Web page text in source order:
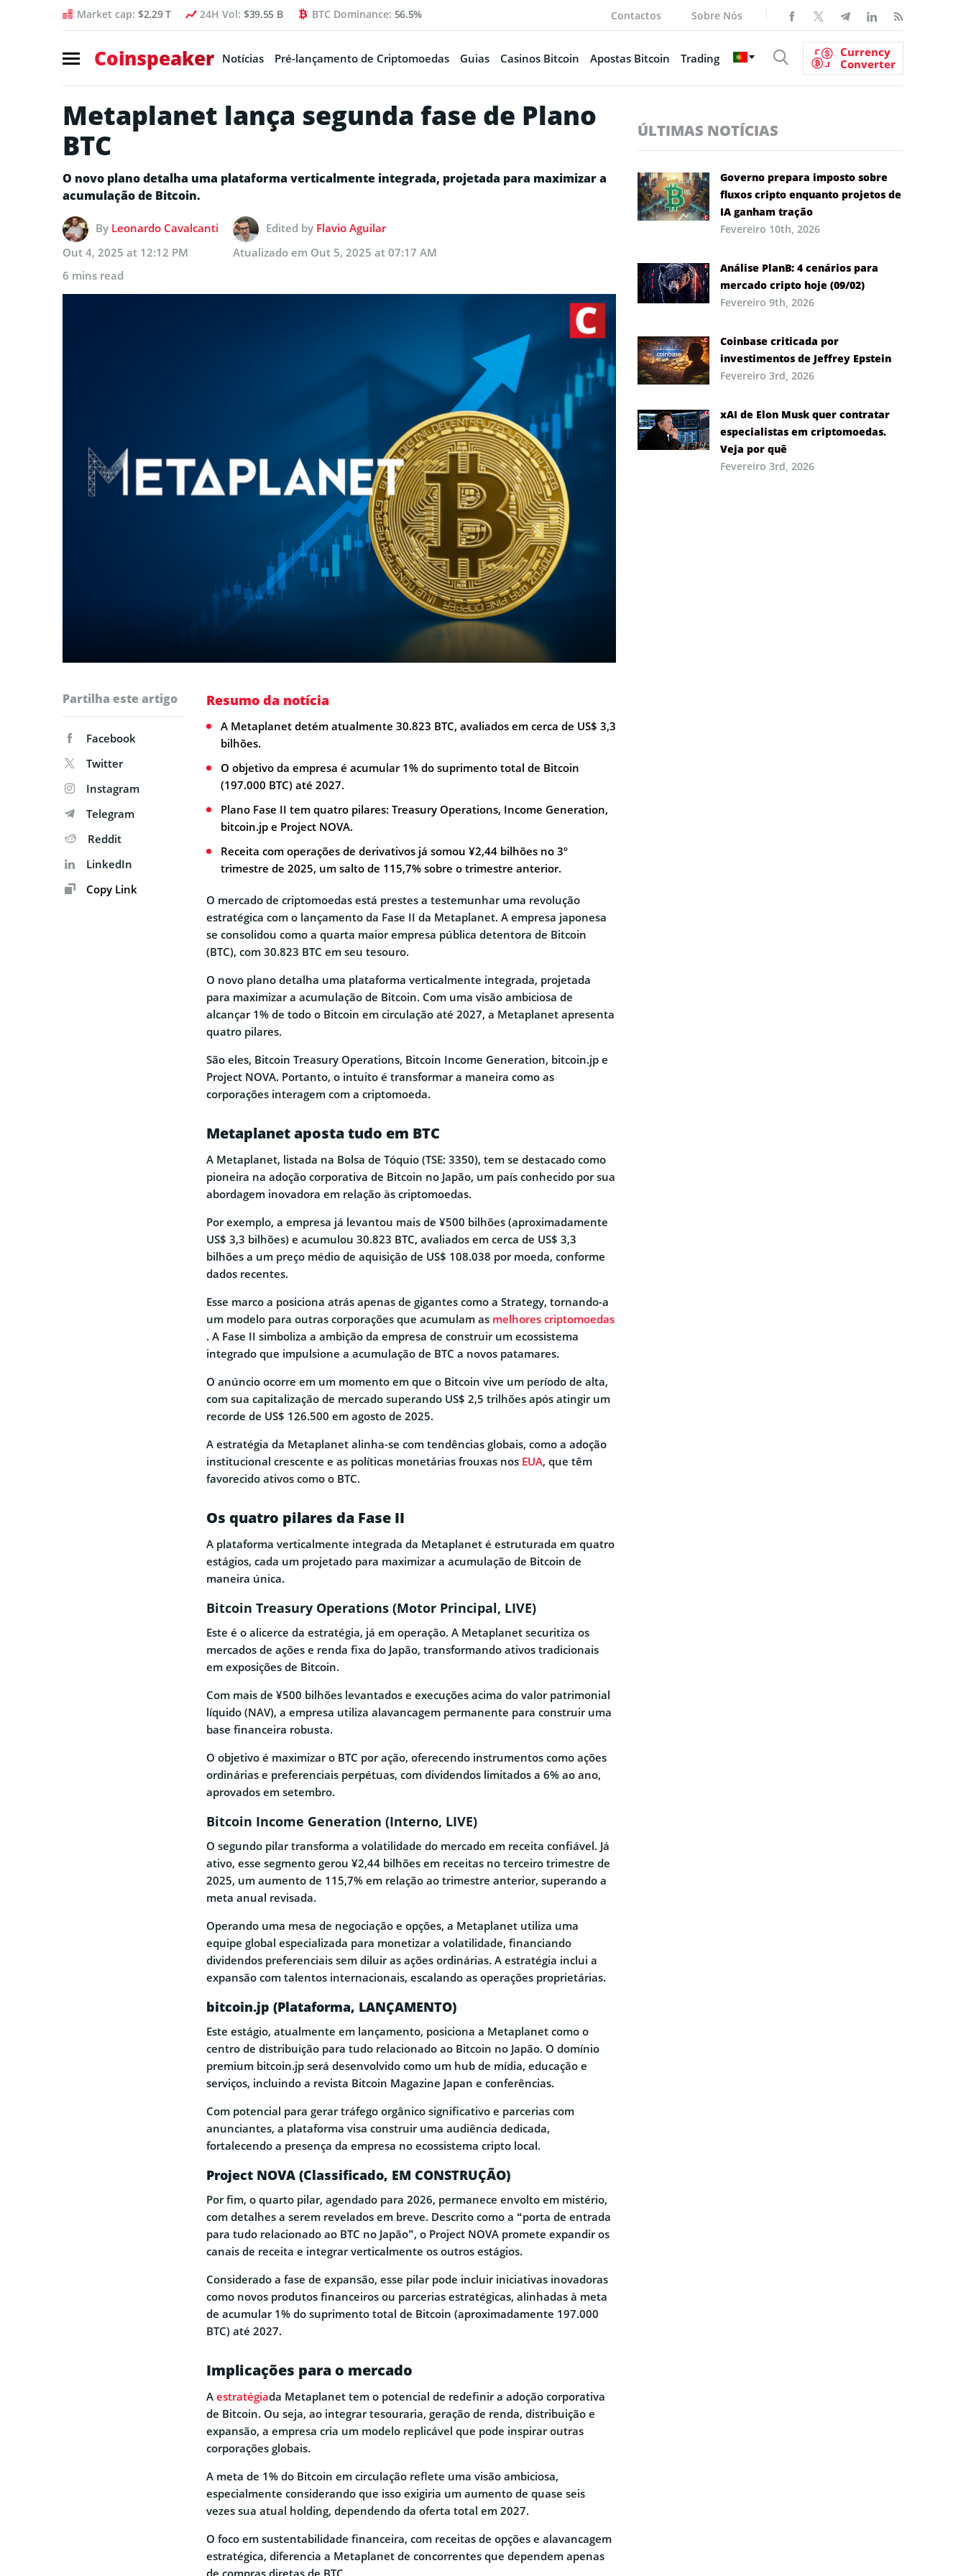
Market cap: $2.29 T 24H Vol: $39.55 B BTC Dominance: 56.5% Contactos Sobre Nós
Coinspeaker Notícias Pré-lançamento de Criptomoedas Guias Casinos Bitcoin Apostas Bitcoin Trading
Currency
Converter
Metaplanet lança segunda fase de Plano
BTC
O novo plano detalha uma plataforma verticalmente integrada, projetada para maximizar a
acumulação de Bitcoin.
By Leonardo Cavalcanti Edited by Flavio Aguilar
Out 4, 2025 at 12:12 PM
Atualizado em Out 5, 2025 at 07:17 AM
6 mins read
Partilha este artigo
Facebook
Twitter
Instagram
Telegram
Reddit
LinkedIn
Copy Link
Resumo da notícia
A Metaplanet detém atualmente 30.823 BTC, avaliados em cerca de US$ 3,3
bilhões.
O objetivo da empresa é acumular 1% do suprimento total de Bitcoin
(197.000 BTC) até 2027.
Plano Fase II tem quatro pilares: Treasury Operations, Income Generation,
bitcoin.jp e Project NOVA.
Receita com operações de derivativos já somou ¥2,44 bilhões no 3º
trimestre de 2025, um salto de 115,7% sobre o trimestre anterior.
O mercado de criptomoedas está prestes a testemunhar uma revolução
estratégica com o lançamento da Fase II da Metaplanet. A empresa japonesa
se consolidou como a quarta maior empresa pública detentora de Bitcoin
(BTC), com 30.823 BTC em seu tesouro.
O novo plano detalha uma plataforma verticalmente integrada, projetada
para maximizar a acumulação de Bitcoin. Com uma visão ambiciosa de
alcançar 1% de todo o Bitcoin em circulação até 2027, a Metaplanet apresenta
quatro pilares.
São eles, Bitcoin Treasury Operations, Bitcoin Income Generation, bitcoin.jp e
Project NOVA. Portanto, o intuito é transformar a maneira como as
corporações interagem com a criptomoeda.
Metaplanet aposta tudo em BTC
A Metaplanet, listada na Bolsa de Tóquio (TSE: 3350), tem se destacado como
pioneira na adoção corporativa de Bitcoin no Japão, um país conhecido por sua
abordagem inovadora em relação às criptomoedas.
Por exemplo, a empresa já levantou mais de ¥500 bilhões (aproximadamente
US$ 3,3 bilhões) e acumulou 30.823 BTC, avaliados em cerca de US$ 3,3
bilhões a um preço médio de aquisição de US$ 108.038 por moeda, conforme
dados recentes.
Esse marco a posiciona atrás apenas de gigantes como a Strategy, tornando-a
um modelo para outras corporações que acumulam as melhores criptomoedas
. A Fase II simboliza a ambição da empresa de construir um ecossistema
integrado que impulsione a acumulação de BTC a novos patamares.
O anúncio ocorre em um momento em que o Bitcoin vive um período de alta,
com sua capitalização de mercado superando US$ 2,5 trilhões após atingir um
recorde de US$ 126.500 em agosto de 2025.
A estratégia da Metaplanet alinha-se com tendências globais, como a adoção
institucional crescente e as políticas monetárias frouxas nos EUA, que têm
favorecido ativos como o BTC.
Os quatro pilares da Fase II
A plataforma verticalmente integrada da Metaplanet é estruturada em quatro
estágios, cada um projetado para maximizar a acumulação de Bitcoin de
maneira única.
Bitcoin Treasury Operations (Motor Principal, LIVE)
Este é o alicerce da estratégia, já em operação. A Metaplanet securitiza os
mercados de ações e renda fixa do Japão, transformando ativos tradicionais
em exposições de Bitcoin.
Com mais de ¥500 bilhões levantados e execuções acima do valor patrimonial
líquido (NAV), a empresa utiliza alavancagem permanente para construir uma
base financeira robusta.
O objetivo é maximizar o BTC por ação, oferecendo instrumentos como ações
ordinárias e preferenciais perpétuas, com dividendos limitados a 6% ao ano,
aprovados em setembro.
Bitcoin Income Generation (Interno, LIVE)
O segundo pilar transforma a volatilidade do mercado em receita confiável. Já
ativo, esse segmento gerou ¥2,44 bilhões em receitas no terceiro trimestre de
2025, um aumento de 115,7% em relação ao trimestre anterior, superando a
meta anual revisada.
Operando uma mesa de negociação e opções, a Metaplanet utiliza uma
equipe global especializada para monetizar a volatilidade, financiando
dividendos preferenciais sem diluir as ações ordinárias. A estratégia inclui a
expansão com talentos internacionais, escalando as operações proprietárias.
bitcoin.jp (Plataforma, LANÇAMENTO)
Este estágio, atualmente em lançamento, posiciona a Metaplanet como o
centro de distribuição para tudo relacionado ao Bitcoin no Japão. O domínio
premium bitcoin.jp será desenvolvido como um hub de mídia, educação e
serviços, incluindo a revista Bitcoin Magazine Japan e conferências.
Com potencial para gerar tráfego orgânico significativo e parcerias com
anunciantes, a plataforma visa construir uma audiência dedicada,
fortalecendo a presença da empresa no ecossistema cripto local.
Project NOVA (Classificado, EM CONSTRUÇÃO)
Por fim, o quarto pilar, agendado para 2026, permanece envolto em mistério,
com detalhes a serem revelados em breve. Descrito como a “porta de entrada
para tudo relacionado ao BTC no Japão”, o Project NOVA promete expandir os
canais de receita e integrar verticalmente os outros estágios.
Considerado a fase de expansão, esse pilar pode incluir iniciativas inovadoras
como novos produtos financeiros ou parcerias estratégicas, alinhadas à meta
de acumular 1% do suprimento total de Bitcoin (aproximadamente 197.000
BTC) até 2027.
Implicações para o mercado
A estratégiada Metaplanet tem o potencial de redefinir a adoção corporativa
de Bitcoin. Ou seja, ao integrar tesouraria, geração de renda, distribuição e
expansão, a empresa cria um modelo replicável que pode inspirar outras
corporações globais.
A meta de 1% do Bitcoin em circulação reflete uma visão ambiciosa,
especialmente considerando que isso exigiria um aumento de quase seis
vezes sua atual holding, dependendo da oferta total em 2027.
O foco em sustentabilidade financeira, com receitas de opções e alavancagem
estratégica, diferencia a Metaplanet de concorrentes que dependem apenas
ÚLTIMAS NOTÍCIAS
Governo prepara imposto sobre
fluxos cripto enquanto projetos de
IA ganham tração
Fevereiro 10th, 2026
Análise PlanB: 4 cenários para
mercado cripto hoje (09/02)
Fevereiro 9th, 2026
Coinbase criticada por
investimentos de Jeffrey Epstein
Fevereiro 3rd, 2026
xAI de Elon Musk quer contratar
especialistas em criptomoedas.
Veja por quê
Fevereiro 3rd, 2026